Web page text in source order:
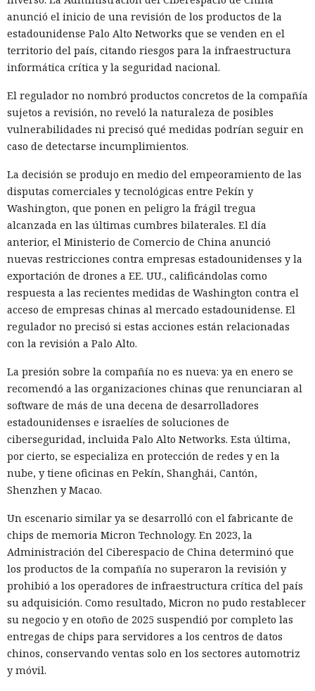
permitía ejecutar procedimientos almacenados. A través de
ellos se pudo crear una actualización propia, indicar la
dirección del archivo, crear un grupo separado y añadir a
ese grupo el equipo concreto. Este enfoque permite dirigir
la actualización falsa no a toda la red, sino a un sistema
seleccionado, y luego aprobar su instalación.
El principal obstáculo fue la verificación de la firma digital.
WSUS rechazó aceptar un ejecutable sin firma; sin
Microsoft.UpdateServices.ContentSyncAgent.dll reveló una
excepción en la lógica de comprobación. Para archivos con
la extensión .txt o .esd la verificación del certificado se
omite. En el laboratorio renombraron la carga maliciosa
como Ghost.txt, y WSUS aceptó el archivo.
Tras el lanzamiento manual de la actualización, la estación
de trabajo de prueba instaló la carga y se conectó con éxito
al servidor de control. Con la política de descarga e
instalación automática de actualizaciones activada, ese
mismo escenario puede ocurrir sin acción del usuario. Para
que genera las consultas SQL necesarias y permite
reproducir el ataque en una infraestructura de pruebas.
SpecterOps no describe ataques reales que utilicen este
método; se trata de una demostración de laboratorio. Para
reducir el riesgo, la empresa aconseja exigir Extended
Protection for Authentication en el servidor de la base de
WSUS, restringir el acceso de red a ese servidor y supervisar
las llamadas a los procedimientos de creación de grupos y
despliegue de actualizaciones, especialmente si el archivo
termina en .txt o .esd.
¿Dejaste que un agente de IA se
encargara de tu rutina diaria?
Ya vació tus cuentas comprando
en marketplaces y mandó spam
a todos tus contactos
13:36 / 07.08.2026
anunció el inicio de una revisión de los productos de la
estadounidense Palo Alto Networks que se venden en el
territorio del país, citando riesgos para la infraestructura
informática crítica y la seguridad nacional.
El regulador no nombró productos concretos de la compañía
sujetos a revisión, no reveló la naturaleza de posibles
vulnerabilidades ni precisó qué medidas podrían seguir en
caso de detectarse incumplimientos.
La decisión se produjo en medio del empeoramiento de las
disputas comerciales y tecnológicas entre Pekín y
Washington, que ponen en peligro la frágil tregua
alcanzada en las últimas cumbres bilaterales. El día
anterior, el Ministerio de Comercio de China anunció
nuevas restricciones contra empresas estadounidenses y la
exportación de drones a EE. UU., calificándolas como
respuesta a las recientes medidas de Washington contra el
acceso de empresas chinas al mercado estadounidense. El
regulador no precisó si estas acciones están relacionadas
con la revisión a Palo Alto.
La presión sobre la compañía no es nueva: ya en enero se
recomendó a las organizaciones chinas que renunciaran al
software de más de una decena de desarrolladores
estadounidenses e israelíes de soluciones de
ciberseguridad, incluida Palo Alto Networks. Esta última,
por cierto, se especializa en protección de redes y en la
nube, y tiene oficinas en Pekín, Shanghái, Cantón,
Shenzhen y Macao.
Un escenario similar ya se desarrolló con el fabricante de
chips de memoria Micron Technology. En 2023, la
Administración del Ciberespacio de China determinó que
los productos de la compañía no superaron la revisión y
prohibió a los operadores de infraestructura crítica del país
su adquisición. Como resultado, Micron no pudo restablecer
su negocio y en otoño de 2025 suspendió por completo las
entregas de chips para servidores a los centros de datos
chinos, conservando ventas solo en los sectores automotriz
y móvil.